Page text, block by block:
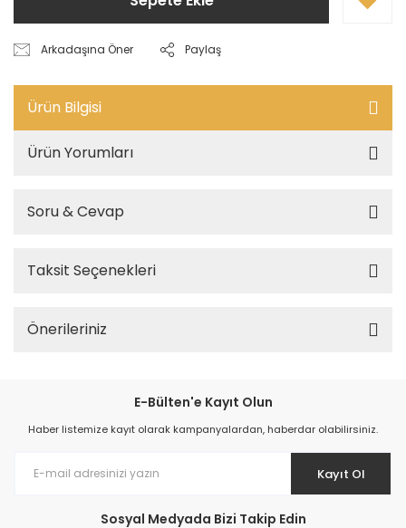
Arkadaşına Öner Paylaş
Ürün Bilgisi
Ürün Yorumları
Soru & Cevap
Taksit Seçenekleri
Önerileriniz
E-Bülten'e Kayıt Olun
Haber listemize kayıt olarak kampanyalardan, haberdar olabilirsiniz.
Kayıt Ol
Sosyal Medyada Bizi Takip Edin